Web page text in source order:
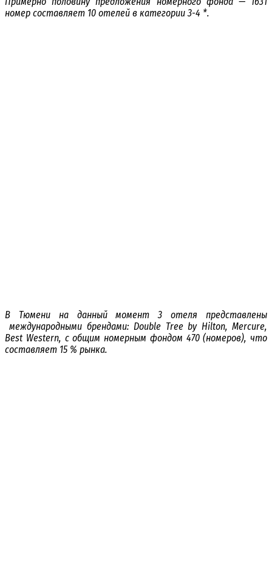
номер составляет 10 отелей в категории 3-4 *.
В Тюмени на данный момент 3 отеля представлены
международными брендами: Double Tree by Hilton, Mercure,
Best Western, с общим номерным фондом 470 (номеров), что
составляет 15 % рынка.